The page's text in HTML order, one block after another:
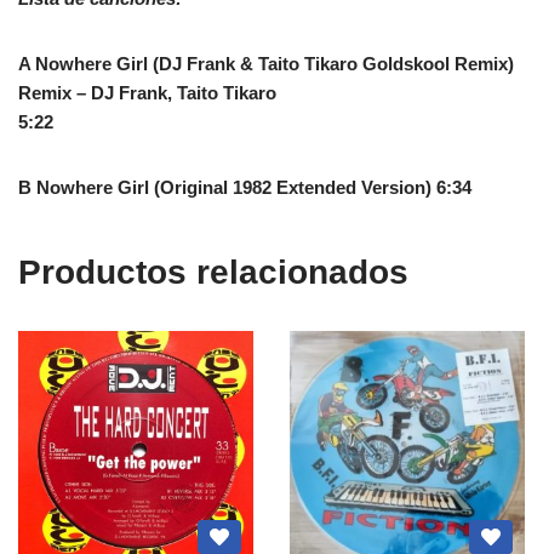
A Nowhere Girl (DJ Frank & Taito Tikaro Goldskool Remix)
Remix – DJ Frank, Taito Tikaro
5:22
B Nowhere Girl (Original 1982 Extended Version) 6:34
Productos relacionados